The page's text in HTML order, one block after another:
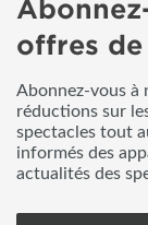
offres
Abonnez-vous à
réductions sur
spectacles tout
informés des
actualités des